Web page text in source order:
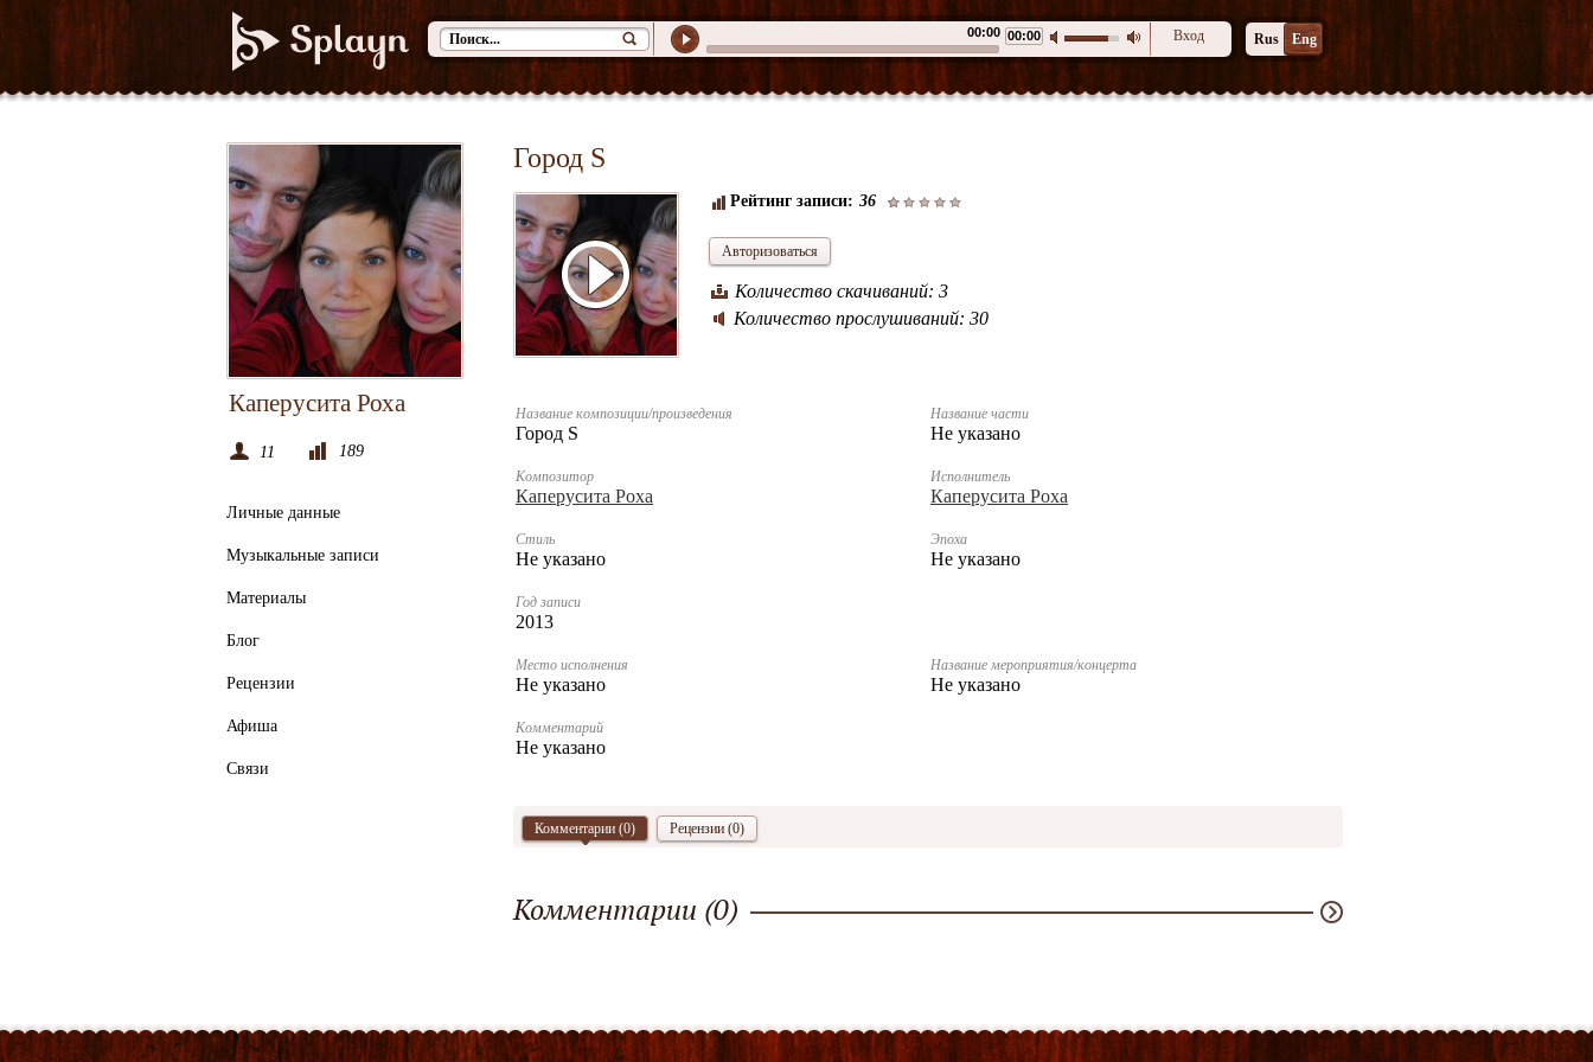
00:00 00:00 Вход Rus Eng
Каперусита Роха
11 189
Личные данные
Музыкальные записи
Материалы
Блог
Рецензии
Афиша
Связи
Город S
Рейтинг записи: 36
Авторизоваться
Количество скачиваний: 3
Количество прослушиваний: 30
Название композиции/произведения
Город S
Название части
Не указано
Композитор
Каперусита Роха
Исполнитель
Каперусита Роха
Стиль
Не указано
Эпоха
Не указано
Год записи
2013
Место исполнения
Не указано
Название мероприятия/концерта
Не указано
Комментарий
Не указано
Комментарии (0) Рецензии (0)
Комментарии (0)